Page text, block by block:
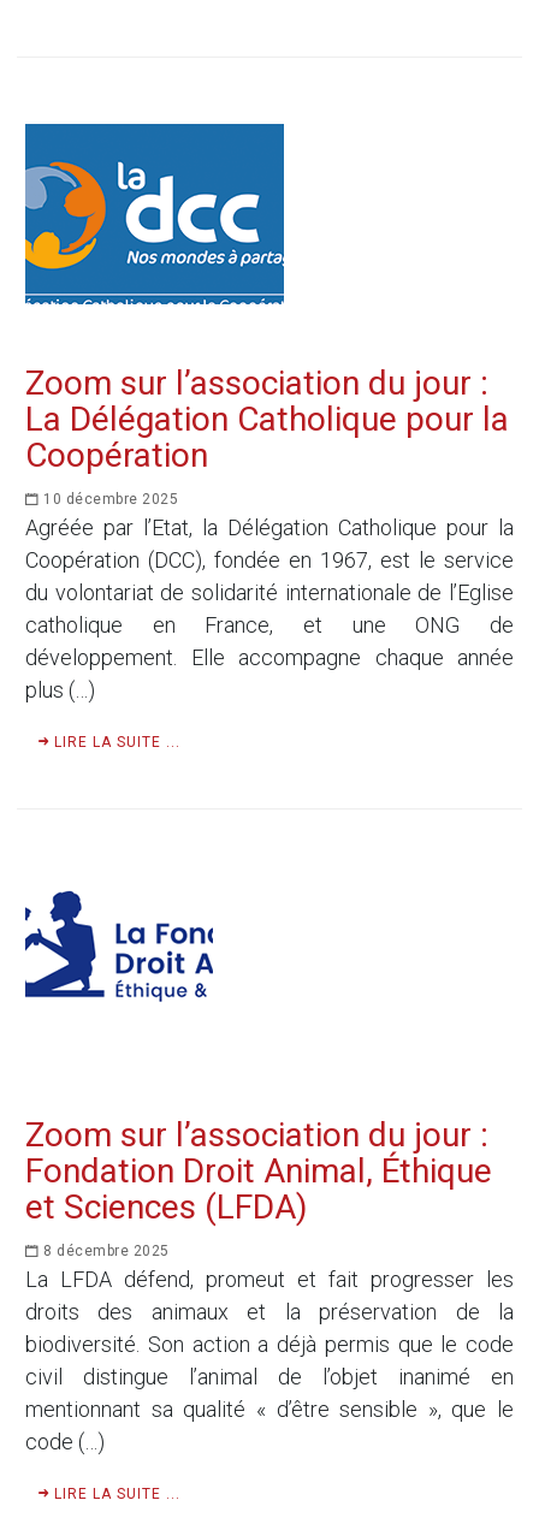
Zoom sur l’association du jour :
La Délégation Catholique pour la
Coopération
10 décembre 2025
Agréée par l’Etat, la Délégation Catholique pour la
Coopération (DCC), fondée en 1967, est le service
du volontariat de solidarité internationale de l’Eglise
catholique en France, et une ONG de
développement. Elle accompagne chaque année
plus (…)
LIRE LA SUITE ...
Zoom sur l’association du jour :
Fondation Droit Animal, Éthique
et Sciences (LFDA)
8 décembre 2025
La LFDA défend, promeut et fait progresser les
droits des animaux et la préservation de la
biodiversité. Son action a déjà permis que le code
civil distingue l’animal de l’objet inanimé en
mentionnant sa qualité « d’être sensible », que le
code (…)
LIRE LA SUITE ...